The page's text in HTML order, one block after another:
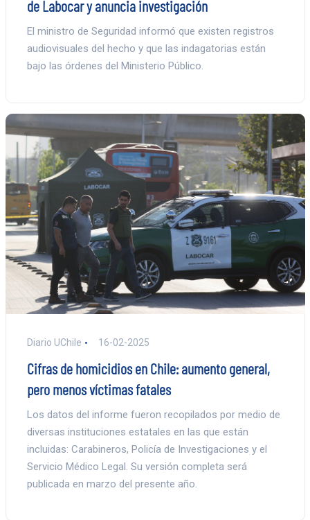
de Labocar y anuncia investigación
El ministro de Seguridad informó que existen registros
audiovisuales del hecho y que las indagatorias están
bajo las órdenes del Ministerio Público.
Diario UChile 16-02-2025
Cifras de homicidios en Chile: aumento general,
pero menos víctimas fatales
Los datos del informe fueron recopilados por medio de
diversas instituciones estatales en las que están
incluidas: Carabineros, Policía de Investigaciones y el
Servicio Médico Legal. Su versión completa será
publicada en marzo del presente año.